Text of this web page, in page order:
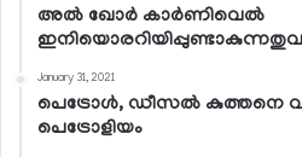
അല്‍ ഖോര്‍ കാര്‍ണിവെല്‍
January 31, 2021
പെട്രോള്‍, ഡീസല്‍ കുത്തനെ
പെട്രോളിയം